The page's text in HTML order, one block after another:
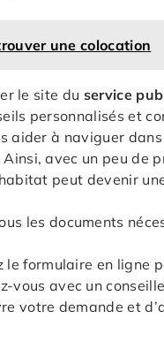
une colocation
le site du service
personnalisés et
aider à naviguer
avec un peu de
peut devenir
les documents
le formulaire en ligne
vous avec un
votre demande et